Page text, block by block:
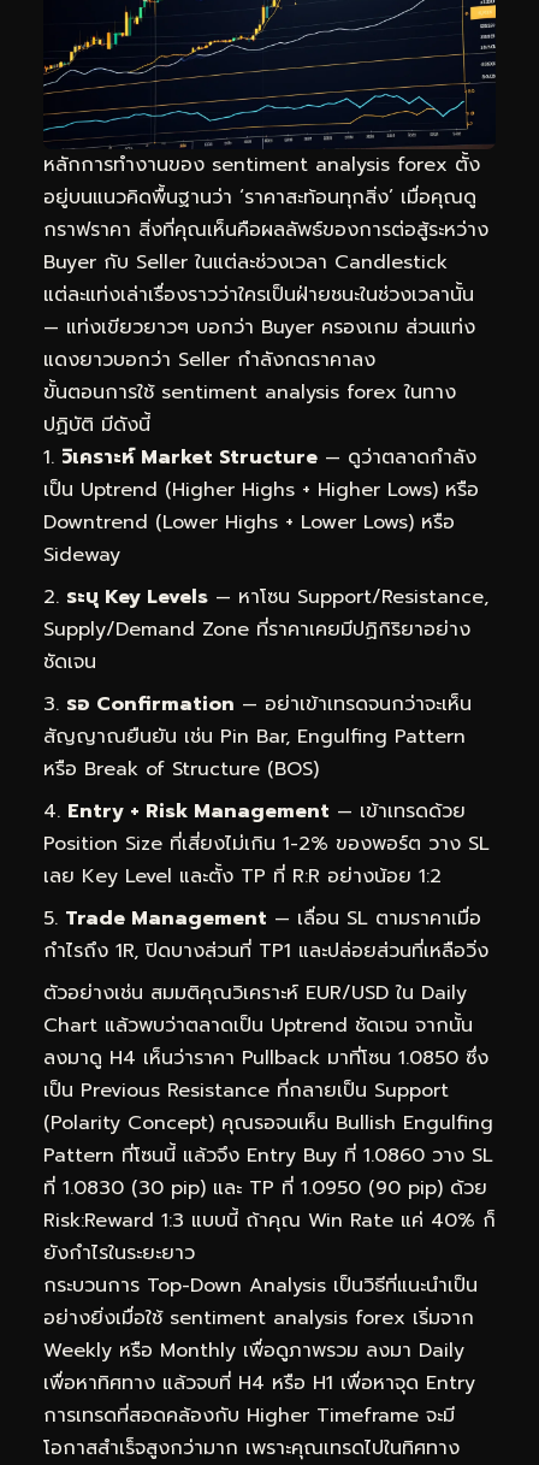
หลักการทำงานของ sentiment analysis forex ตั้ง
อยู่บนแนวคิดพื้นฐานว่า ‘ราคาสะท้อนทุกสิ่ง’ เมื่อคุณดู
กราฟราคา สิ่งที่คุณเห็นคือผลลัพธ์ของการต่อสู้ระหว่าง
Buyer กับ Seller ในแต่ละช่วงเวลา Candlestick
แต่ละแท่งเล่าเรื่องราวว่าใครเป็นฝ่ายชนะในช่วงเวลานั้น
— แท่งเขียวยาวๆ บอกว่า Buyer ครองเกม ส่วนแท่ง
แดงยาวบอกว่า Seller กำลังกดราคาลง
ขั้นตอนการใช้ sentiment analysis forex ในทาง
ปฏิบัติ มีดังนี้
วิเคราะห์ Market Structure — ดูว่าตลาดกำลัง
เป็น Uptrend (Higher Highs + Higher Lows) หรือ
Downtrend (Lower Highs + Lower Lows) หรือ
Sideway
ระบุ Key Levels — หาโซน Support/Resistance,
Supply/Demand Zone ที่ราคาเคยมีปฏิกิริยาอย่าง
ชัดเจน
รอ Confirmation — อย่าเข้าเทรดจนกว่าจะเห็น
สัญญาณยืนยัน เช่น Pin Bar, Engulfing Pattern
หรือ Break of Structure (BOS)
Entry + Risk Management — เข้าเทรดด้วย
Position Size ที่เสี่ยงไม่เกิน 1-2% ของพอร์ต วาง SL
เลย Key Level และตั้ง TP ที่ R:R อย่างน้อย 1:2
Trade Management — เลื่อน SL ตามราคาเมื่อ
กำไรถึง 1R, ปิดบางส่วนที่ TP1 และปล่อยส่วนที่เหลือวิ่ง
ตัวอย่างเช่น สมมติคุณวิเคราะห์ EUR/USD ใน Daily
Chart แล้วพบว่าตลาดเป็น Uptrend ชัดเจน จากนั้น
ลงมาดู H4 เห็นว่าราคา Pullback มาที่โซน 1.0850 ซึ่ง
เป็น Previous Resistance ที่กลายเป็น Support
(Polarity Concept) คุณรอจนเห็น Bullish Engulfing
Pattern ที่โซนนี้ แล้วจึง Entry Buy ที่ 1.0860 วาง SL
ที่ 1.0830 (30 pip) และ TP ที่ 1.0950 (90 pip) ด้วย
Risk:Reward 1:3 แบบนี้ ถ้าคุณ Win Rate แค่ 40% ก็
ยังกำไรในระยะยาว
กระบวนการ Top-Down Analysis เป็นวิธีที่แนะนำเป็น
อย่างยิ่งเมื่อใช้ sentiment analysis forex เริ่มจาก
Weekly หรือ Monthly เพื่อดูภาพรวม ลงมา Daily
เพื่อหาทิศทาง แล้วจบที่ H4 หรือ H1 เพื่อหาจุด Entry
การเทรดที่สอดคล้องกับ Higher Timeframe จะมี
โอกาสสำเร็จสูงกว่ามาก เพราะคุณเทรดไปในทิศทาง